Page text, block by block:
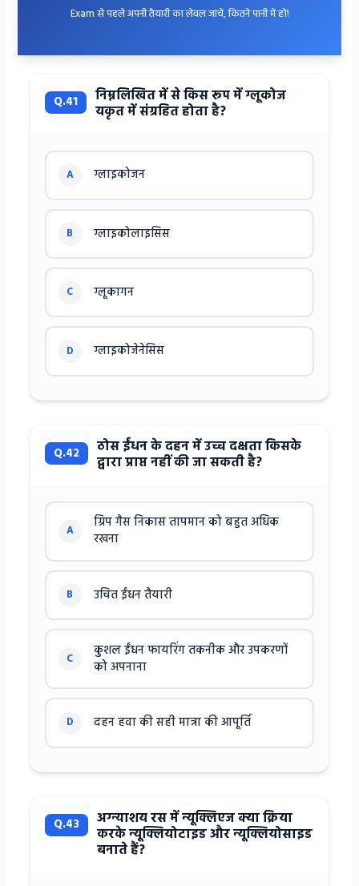
Exam से पहले अपनी तैयारी का लेवल जांचें, कितने पानी में हो!
Q.41 निम्नलिखित में से किस रूप में ग्लूकोज
यकृत में संग्रहित होता है?
A ग्लाइकोजन
B ग्लाइकोलाइसिस
C ग्लूकागन
D ग्लाइकोजेनेसिस
Q.42 ठोस ईंधन के दहन में उच्च दक्षता किसके
द्वारा प्राप्त नहीं की जा सकती है?
A
ग्रिप गैस निकास तापमान को बहुत अधिक
रखना
B उचित ईंधन तैयारी
C
कुशल ईंधन फायरिंग तकनीक और उपकरणों
को अपनाना
D दहन हवा की सही मात्रा की आपूर्ति
Q.43 अग्न्याशय रस में न्यूक्लिएज क्या क्रिया
करके न्यूक्लियोटाइड और न्यूक्लियोसाइड
बनाते हैं?